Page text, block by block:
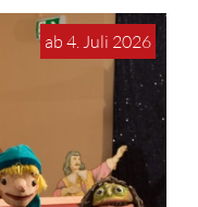
ab 4. Juli 2026